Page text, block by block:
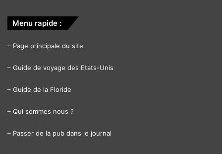
Menu rapide :
– Page principale du site
– Guide de voyage des Etats-Unis
– Guide de la Floride
– Qui sommes nous ?
– Passer de la pub dans le journal